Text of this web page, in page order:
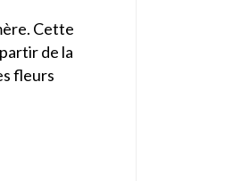
Cette
de la
fleurs